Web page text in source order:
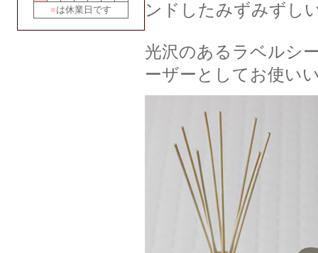
■は休業日です
ンドしたみずみずし
光沢のあるラベルシ
ーザーとしてお使い